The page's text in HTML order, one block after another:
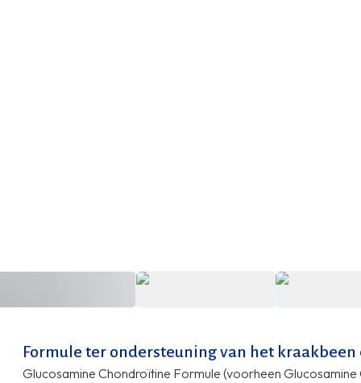
Formule ter ondersteuning van het
Glucosamine Chondroïtine Formule (voorheen